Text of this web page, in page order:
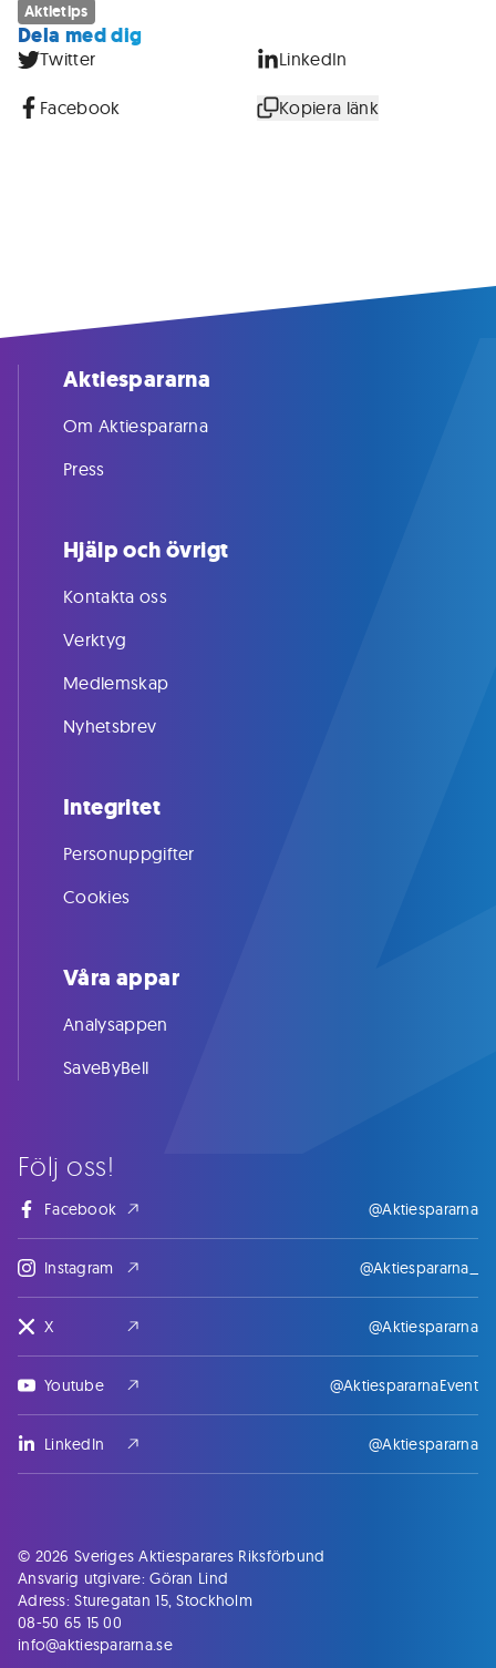
Aktietips
Dela med dig
Twitter LinkedIn
Facebook Kopiera länk
Följ oss!
Facebook @Aktiespararna
Instagram @Aktiespararna_
X @Aktiespararna
Youtube @AktiespararnaEvent
LinkedIn @Aktiespararna
Aktiespararna
Om Aktiespararna
Press
Hjälp och övrigt
Kontakta oss
Verktyg
Medlemskap
Nyhetsbrev
Integritet
Personuppgifter
Cookies
Våra appar
Analysappen
SaveByBell
© 2026 Sveriges Aktiesparares Riksförbund
Ansvarig utgivare: Göran Lind
Adress: Sturegatan 15, Stockholm
08-50 65 15 00
info@aktiespararna.se